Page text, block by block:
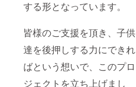
する形となっています。
皆様のご支援を頂き、子供
達を後押しする力にできれ
ばという想いで、このプロ
ジェクトを立ち上げまし